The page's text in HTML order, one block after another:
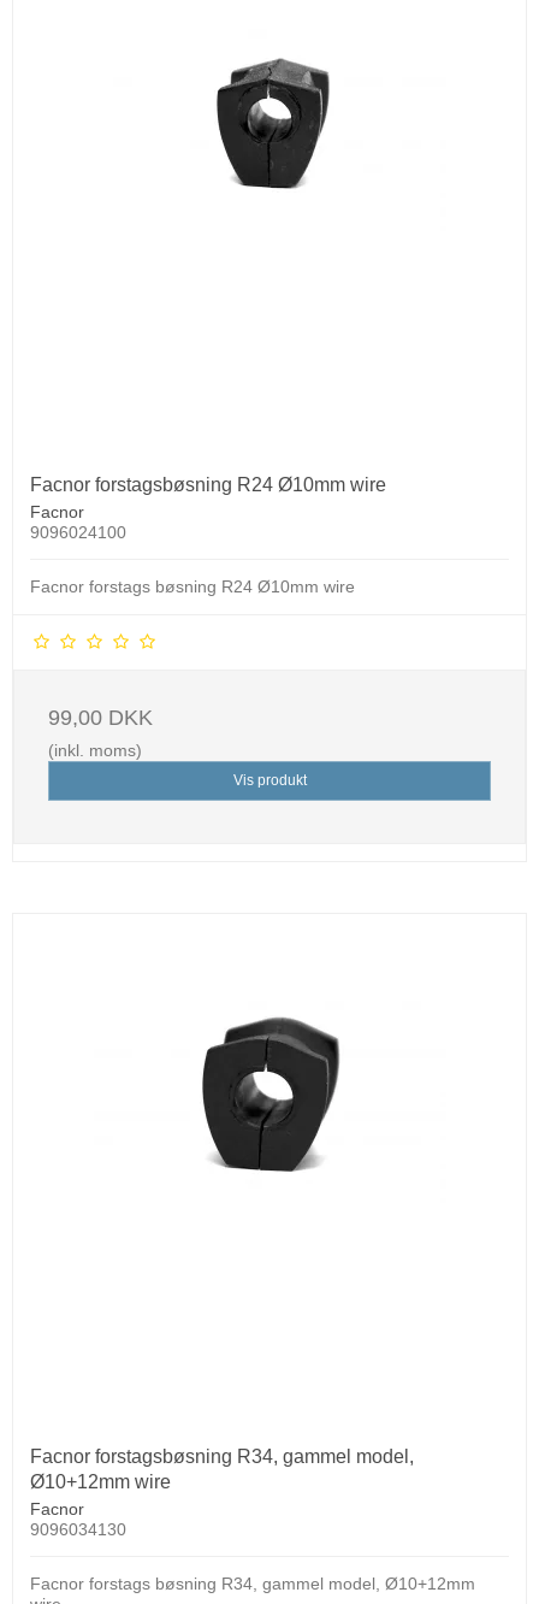
Facnor forstagsbøsning R24 Ø10mm wire
Facnor
9096024100
Facnor forstags bøsning R24 Ø10mm wire
99,00 DKK
(inkl. moms)
Vis produkt
Facnor forstagsbøsning R34, gammel model,
Ø10+12mm wire
Facnor
9096034130
Facnor forstags bøsning R34, gammel model, Ø10+12mm